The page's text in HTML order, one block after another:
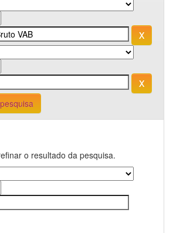
o resultado da pesquisa.